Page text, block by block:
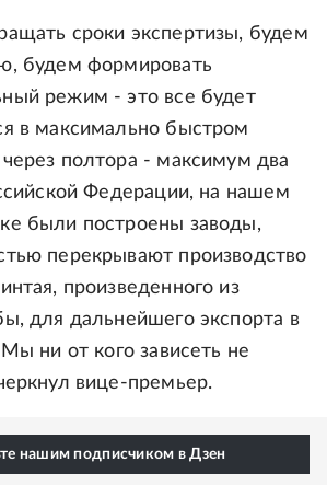
сроки экспертизы, будем
будем формировать
режим - это все будет
в максимально быстром
полтора - максимум два
Федерации, на нашем
были построены заводы,
перекрывают производство
произведенного из
для дальнейшего экспорта в
ни от кого зависеть не
вице-премьер.
нашим подписчиком в Дзен